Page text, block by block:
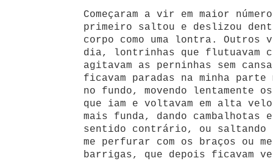
Começaram a vir em maior
primeiro saltou e deslizou
corpo como uma lontra. Outros
dia, lontrinhas que flutuavam
agitavam as perninhas sem
ficavam paradas na minha
no fundo, movendo lentamente
que iam e voltavam em alta
mais funda, dando cambalhotas
sentido contrário, ou saltando
me perfurar com os braços ou
barrigas, que depois ficavam